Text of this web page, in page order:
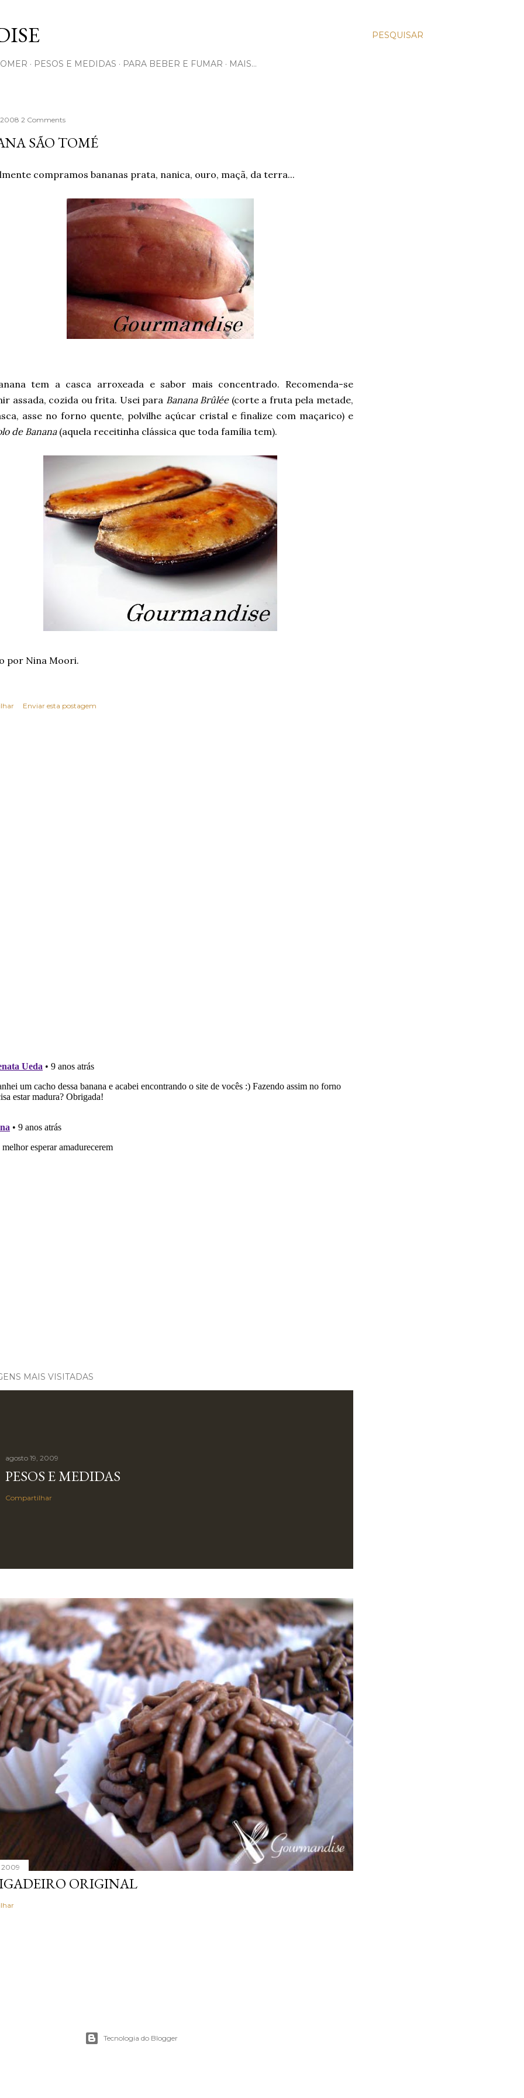
PESQUISAR
PESOS E MEDIDAS PARA BEBER E FUMAR MAIS…
2 Comments
SÃO TOMÉ
compramos bananas prata, nanica, ouro, maçã, da terra...
tem a casca arroxeada e sabor mais concentrado. Recomenda-se
assada, cozida ou frita. Usei para Banana Brûlée(corte a fruta pela metade,
asse no forno quente, polvilhe açúcar cristal e finalize com maçarico) e
de Banana(aquela receitinha clássica que toda família tem).
por Nina Moori.
Enviar esta postagem
MAIS VISITADAS
agosto 19, 2009
PESOS E MEDIDAS
Compartilhar
2009
ORIGINAL
Tecnologia do Blogger